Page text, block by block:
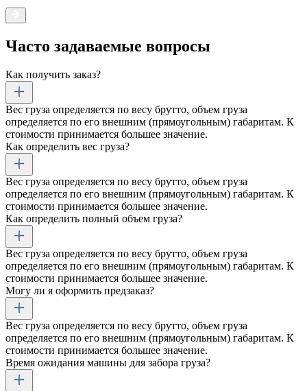
Часто задаваемые вопросы
Как получить заказ?
Вес груза определяется по весу брутто, объем груза
определяется по его внешним (прямоугольным) габаритам. К
стоимости принимается большее значение.
Как определить вес груза?
Вес груза определяется по весу брутто, объем груза
определяется по его внешним (прямоугольным) габаритам. К
стоимости принимается большее значение.
Как определить полный объем груза?
Вес груза определяется по весу брутто, объем груза
определяется по его внешним (прямоугольным) габаритам. К
стоимости принимается большее значение.
Могу ли я оформить предзаказ?
Вес груза определяется по весу брутто, объем груза
определяется по его внешним (прямоугольным) габаритам. К
стоимости принимается большее значение.
Время ожидания машины для забора груза?